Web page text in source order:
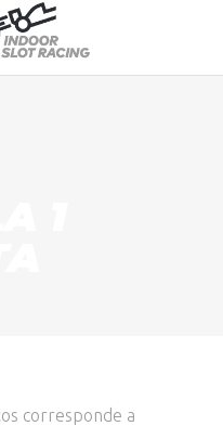
corresponde a